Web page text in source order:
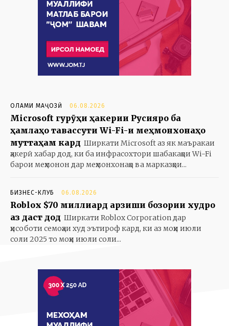
ОЛАМИ МАҶОЗӢ 06.08.2026
Microsoft гурӯҳи ҳакерии Русияро ба
ҳамлаҳо тавассути Wi-Fi-и меҳмонхонаҳо
муттаҳам кард Ширкати Microsoft аз як маъракаи
ҳакерӣ хабар дод, ки ба инфрасохтори шабакаҳои Wi-Fi
барои меҳмонон дар меҳмонхонаҳо ва марказҳои...
БИЗНЕС-КЛУБ 06.08.2026
Roblox $70 миллиард арзиши бозории худро
аз даст дод Ширкати Roblox Corporation дар
ҳисоботи семоҳаи худ эътироф кард, ки аз моҳи июли
соли 2025 то моҳи июли соли...